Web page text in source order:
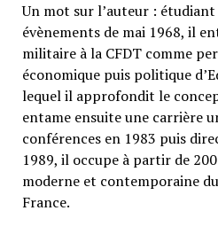
Un mot sur l’auteur : étudiant
évènements de mai 1968, il
militaire à la CFDT comme
économique puis politique
lequel il approfondit le
entame ensuite une carrière
conférences en 1983 puis
1989, il occupe à partir de
moderne et contemporaine
France.